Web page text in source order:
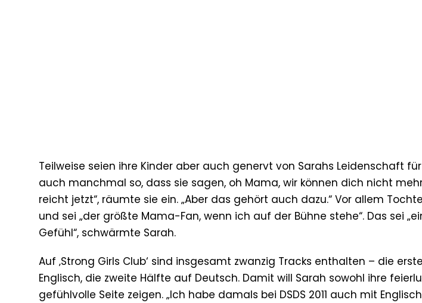
Teilweise seien ihre Kinder aber auch genervt von Sarahs Leidenschaft für
auch manchmal so, dass sie sagen, oh Mama, wir können dich nicht
reicht jetzt“, räumte sie ein. „Aber das gehört auch dazu.“ Vor allem
und sei „der größte Mama-Fan, wenn ich auf der Bühne stehe“. Das sei
Gefühl“, schwärmte Sarah.
Auf ‚Strong Girls Club‘ sind insgesamt zwanzig Tracks enthalten – die
Englisch, die zweite Hälfte auf Deutsch. Damit will Sarah sowohl ihre
gefühlvolle Seite zeigen. „Ich habe damals bei DSDS 2011 auch mit